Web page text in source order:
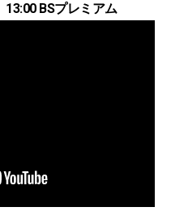
13:00 BSプレミアム